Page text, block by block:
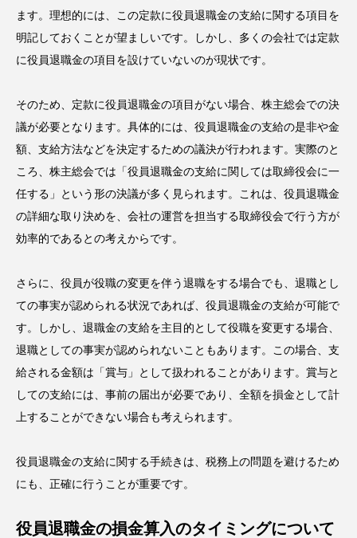
ます。理想的には、この定款に役員退職金の支給に関する項目を
明記しておくことが望ましいです。しかし、多くの会社では定款
に役員退職金の項目を設けていないのが現状です。
そのため、定款に役員退職金の項目がない場合、株主総会での決
議が必要となります。具体的には、役員退職金の支給の是非や金
額、支給方法などを決定するための議決が行われます。実際のと
ころ、株主総会では「役員退職金の支給に関しては取締役会に一
任する」という形の決議が多く見られます。これは、役員退職金
の詳細な取り決めを、会社の運営を担当する取締役会で行う方が
効率的であるとの考えからです。
さらに、役員が役職の変更を伴う退職をする場合でも、退職とし
ての事実が認められる状況であれば、役員退職金の支給が可能で
す。しかし、退職金の支給を主目的として役職を変更する場合、
退職としての事実が認められないこともあります。この場合、支
給される金額は「賞与」として扱われることがあります。賞与と
しての支給には、事前の届出が必要であり、全額を損金として計
上することができない場合も考えられます。
役員退職金の支給に関する手続きは、税務上の問題を避けるため
にも、正確に行うことが重要です。
役員退職金の損金算入のタイミングについて